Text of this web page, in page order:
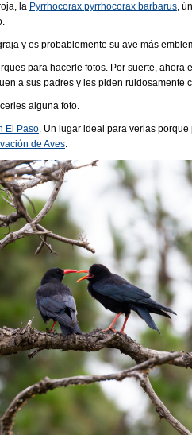
la Pyrrhocorax pyrrhocorax barbarus,
y es probablemente su ave más
para hacerle fotos. Por suerte, ahora
a sus padres y les piden ruidosamente
alguna foto.
El Paso. Un lugar ideal para verlas porque
de Aves.